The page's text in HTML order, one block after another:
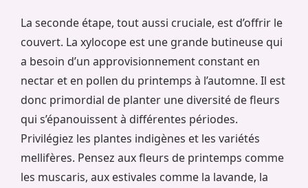
La seconde étape, tout aussi cruciale, est d’offrir le
couvert. La xylocope est une grande butineuse qui
a besoin d’un approvisionnement constant en
nectar et en pollen du printemps à l’automne. Il est
donc primordial de planter une diversité de fleurs
qui s’épanouissent à différentes périodes.
Privilégiez les plantes indigènes et les variétés
mellifères. Pensez aux fleurs de printemps comme
les muscaris, aux estivales comme la lavande, la